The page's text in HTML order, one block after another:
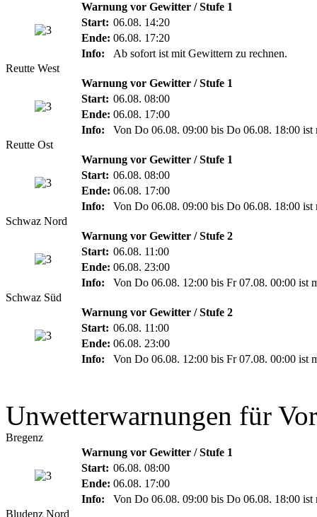
Warnung vor Gewitter / Stufe 1
Start: 06.08. 14:20
Ende: 06.08. 17:20
Info:
Ab sofort ist mit Gewittern zu rechnen.
Reutte West
Warnung vor Gewitter / Stufe 1
Start: 06.08. 08:00
Ende: 06.08. 17:00
Info:
Von Do 06.08. 09:00 bis Do 06.08. 18:00 ist
Reutte Ost
Warnung vor Gewitter / Stufe 1
Start: 06.08. 08:00
Ende: 06.08. 17:00
Info:
Von Do 06.08. 09:00 bis Do 06.08. 18:00 ist
Schwaz Nord
Warnung vor Gewitter / Stufe 2
Start: 06.08. 11:00
Ende: 06.08. 23:00
Info:
Von Do 06.08. 12:00 bis Fr 07.08. 00:00 ist
Schwaz Süd
Warnung vor Gewitter / Stufe 2
Start: 06.08. 11:00
Ende: 06.08. 23:00
Info:
Von Do 06.08. 12:00 bis Fr 07.08. 00:00 ist
Unwetterwarnungen für
Bregenz
Warnung vor Gewitter / Stufe 1
Start: 06.08. 08:00
Ende: 06.08. 17:00
Info:
Von Do 06.08. 09:00 bis Do 06.08. 18:00 ist
Bludenz Nord